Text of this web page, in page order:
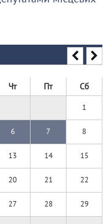
Чт Пт Сб
1
6 7 8
13 14 15
20 21 22
27 28 29